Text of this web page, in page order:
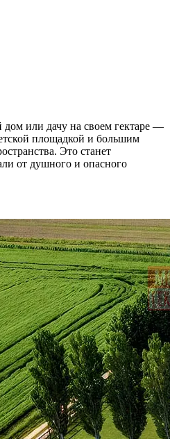
дом или дачу на своем гектаре —
площадкой и большим
Это станет
от душного и опасного